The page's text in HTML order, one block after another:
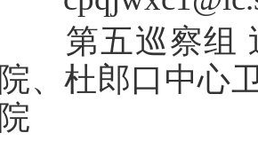
第五巡察组
院、杜郎口中心
院